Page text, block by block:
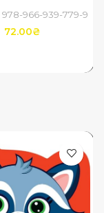
978-966-939-779-9
72.00₴